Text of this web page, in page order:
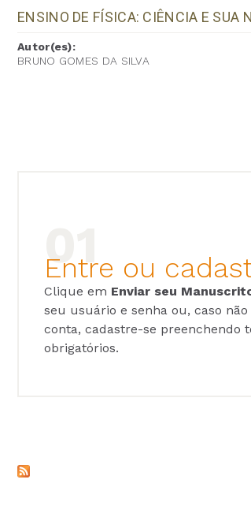
ENSINO DE FÍSICA: CIÊNCIA E SUA
Autor(es):
BRUNO GOMES DA SILVA
Entre ou
Clique em Enviar seu
seu usuário e senha ou, caso
conta, cadastre-se preenchendo
obrigatórios.